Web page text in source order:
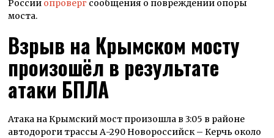
России опроверг сообщения о повреждении опоры
моста.
Взрыв на Крымском мосту
произошёл в результате
атаки БПЛА
Атака на Крымский мост произошла в 3:05 в районе
автодороги трассы А-290 Новороссийск – Керчь около